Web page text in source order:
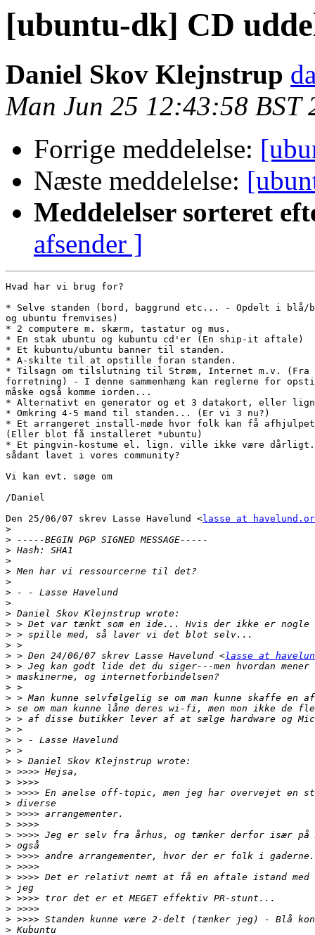
[ubuntu-dk] CD
Daniel Skov Klejnstrup
Man Jun 25 12:43:58 BST
Forrige meddelelse:
Næste meddelelse:
Meddelelser sorteret
afsender ]
Hvad har vi brug for?
* Selve standen (bord, baggrund etc... - Opdelt i blå/
og ubuntu fremvises)
* 2 computere m. skærm, tastatur og mus.
* En stak ubuntu og kubuntu cd'er (En ship-it aftale)
* Et kubuntu/ubuntu banner til standen.
* A-skilte til at opstille foran standen.
* Tilsagn om tilslutning til Strøm, Internet m.v. (Fra
forretning) - I denne sammenhæng kan reglerne for
måske også komme iorden...
* Alternativt en generator og et 3 datakort, eller
* Omkring 4-5 mand til standen... (Er vi 3 nu?)
* Et arrangeret install-møde hvor folk kan få afhjulpet
(Eller blot få installeret *ubuntu)
* Et pingvin-kostume el. lign. ville ikke være
sådant lavet i vores community?
Vi kan evt. søge om
/Daniel
Den 25/06/07 skrev Lasse Havelund <lasse at
>
>
>
>
>
>
>
>
>
>
>
>
> > Den 24/06/07 skrev Lasse Havelund <lasse at
>
>
>
>
>
>
>
>
>
>
>
>
>
>
>
>
>
>
>
>
>
>
>
>
>
>